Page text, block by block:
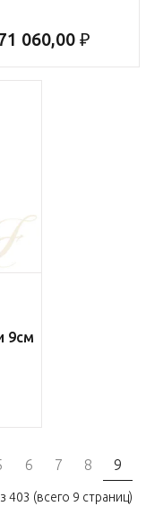
060,00 ₽
9см
6 7 8 9
403 (всего 9 страниц)